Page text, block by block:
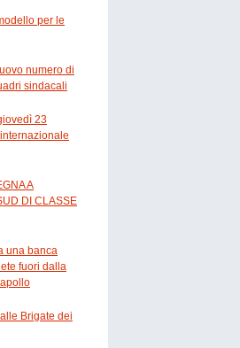
per le
numero di
sindacali
23
A
DI CLASSE
una banca
fuori dalla
Brigate dei